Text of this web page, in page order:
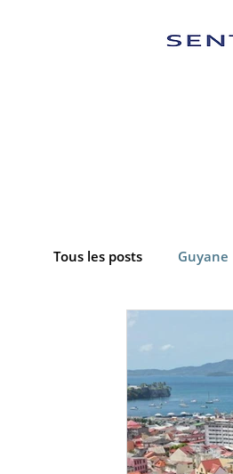
Tous les posts Guyane